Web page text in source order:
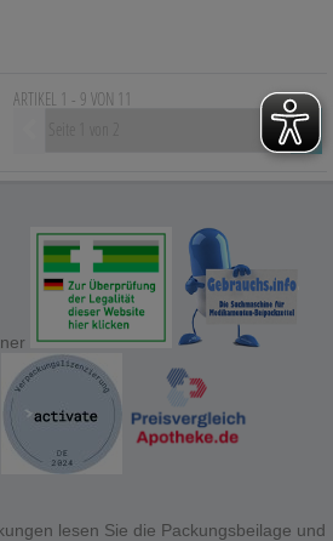
ARTIKEL 1 - 9 VON
lesen Sie die Packungsbeilage und